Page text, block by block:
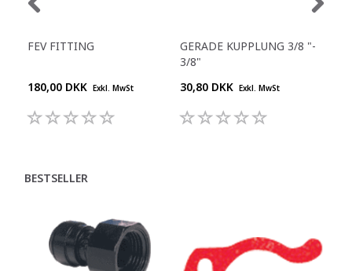
FEV FITTING
180,00 DKK Exkl. MwSt
GERADE KUPPLUNG 3/8 "-
3/8"
30,80 DKK Exkl. MwSt
BESTSELLER